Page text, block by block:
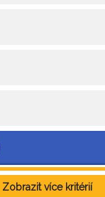
Zobrazit více kritérií